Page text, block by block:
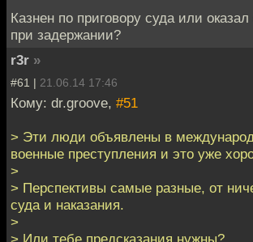
Казнен по приговору суда или
при задержании?
r3r »
#61 | 21.06.14 17:46
Кому: dr.groove, #51
> Эти люди объявлены в
военные преступления и это уже
>
> Перспективы самые разные, от
суда и наказания.
>
> Или тебе предсказания нужны?